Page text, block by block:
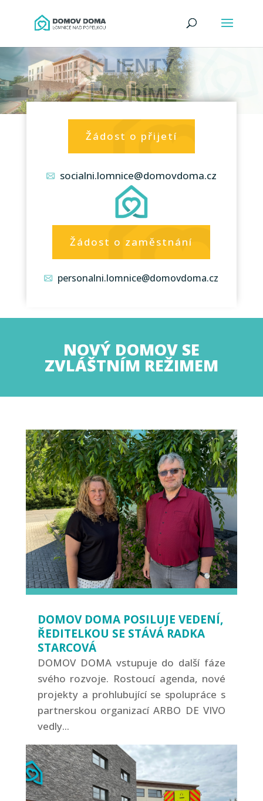
SPOLEČNĚ S
KLIENTY
TVOŘÍME
DOMOV.
Žádost o přijetí
socialni.lomnice@domovdoma.cz
Žádost o zaměstnání
personalni.lomnice@domovdoma.cz
NOVÝ DOMOV SE
ZVLÁŠTNÍM REŽIMEM
DOMOV DOMA POSILUJE VEDENÍ,
ŘEDITELKOU SE STÁVÁ RADKA
STARCOVÁ
DOMOV DOMA vstupuje do další fáze
svého rozvoje. Rostoucí agenda, nové
projekty a prohlubující se spolupráce s
partnerskou organizací ARBO DE VIVO
vedly...